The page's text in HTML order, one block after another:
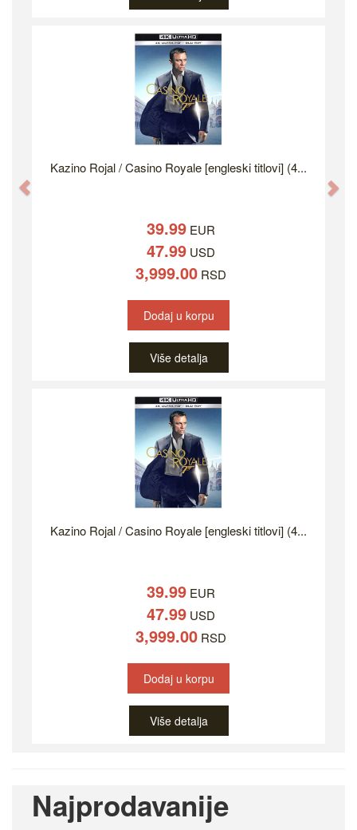
Kazino Rojal / Casino Royale [engleski titlovi] (4...
39.99EUR
47.99USD
3,999.00RSD
Dodaj u korpu
Više detalja
Kazino Rojal / Casino Royale [engleski titlovi] (4...
39.99EUR
47.99USD
3,999.00RSD
Dodaj u korpu
Više detalja
Najprodavanije